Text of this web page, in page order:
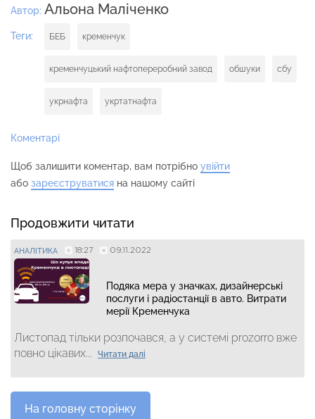
Автор: Альона Маліченко
Теги: БЕБ кременчук
кременчуцький нафтопереробний завод обшуки сбу
укрнафта укртатнафта
Коментарі
Щоб залишити коментар, вам потрібно увійти
або зареєструватися на нашому сайті
Продовжити читати
АНАЛІТИКА 18:27 09.11.2022
Подяка мера у значках, дизайнерські
послуги і радіостанції в авто. Витрати
мерії Кременчука
Листопад тільки розпочався, а у системі prozorro вже
повно цікавих...
Читати далі
На головну сторінку